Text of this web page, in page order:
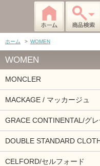
ホーム > WOMEN
WOMEN
MONCLER
MACKAGE / マッカージュ
GRACE CONTINENTAL/グ
DOUBLE STANDARD
CELFORD/セルフォード